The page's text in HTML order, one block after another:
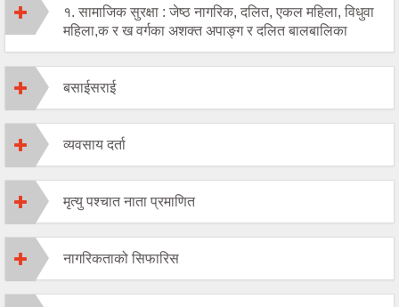
१. सामाजिक सुरक्षा : जेष्ठ नागरिक, दलित, एकल महिला, विधुवा
महिला,क र ख वर्गका अशक्त अपाङ्ग र दलित बालबालिका
बसाईसराई
व्यवसाय दर्ता
मृत्यु पश्चात नाता प्रमाणित
नागरिकताको सिफारिस